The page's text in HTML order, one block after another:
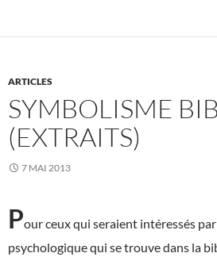
ARTICLES
SYMBOLISME
(EXTRAITS)
7 MAI 2013
Pour ceux qui seraient intéressés
psychologique qui se trouve dans la